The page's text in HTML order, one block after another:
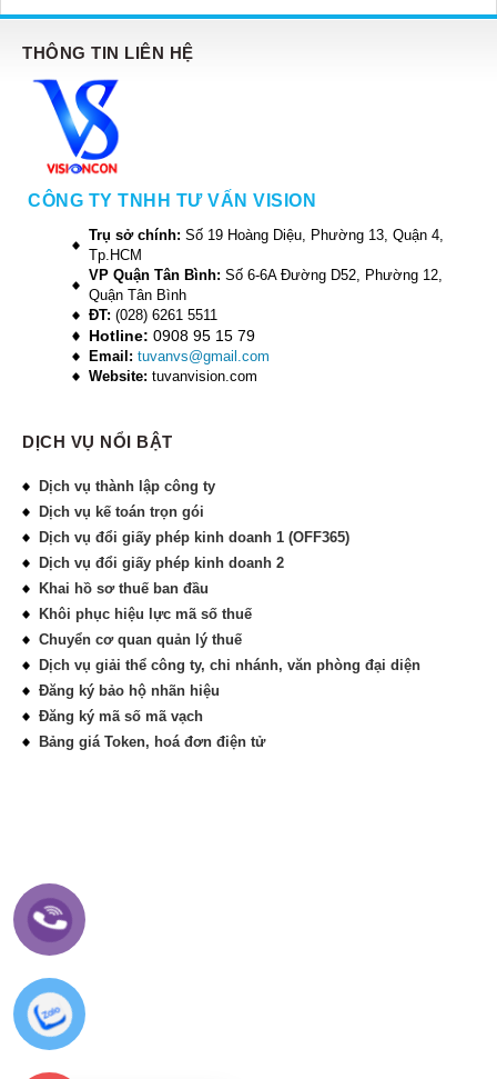
THÔNG TIN LIÊN HỆ
CÔNG TY TNHH TƯ VẤN VISION
Trụ sở chính: Số 19 Hoàng Diệu, Phường 13, Quận 4,
Tp.HCM
VP Quận Tân Bình: Số 6-6A Đường D52, Phường 12,
Quận Tân Bình
ĐT: (028) 6261 5511
Hotline: 0908 95 15 79
Email: tuvanvs@gmail.com
Website: tuvanvision.com
DỊCH VỤ NỔI BẬT
Dịch vụ thành lập công ty
Dịch vụ kế toán trọn gói
Dịch vụ đổi giấy phép kinh doanh 1 (OFF365)
Dịch vụ đổi giấy phép kinh doanh 2
Khai hồ sơ thuế ban đầu
Khôi phục hiệu lực mã số thuế
Chuyển cơ quan quản lý thuế
Dịch vụ giải thể công ty, chi nhánh, văn phòng đại diện
Đăng ký bảo hộ nhãn hiệu
Đăng ký mã số mã vạch
Bảng giá Token, hoá đơn điện tử